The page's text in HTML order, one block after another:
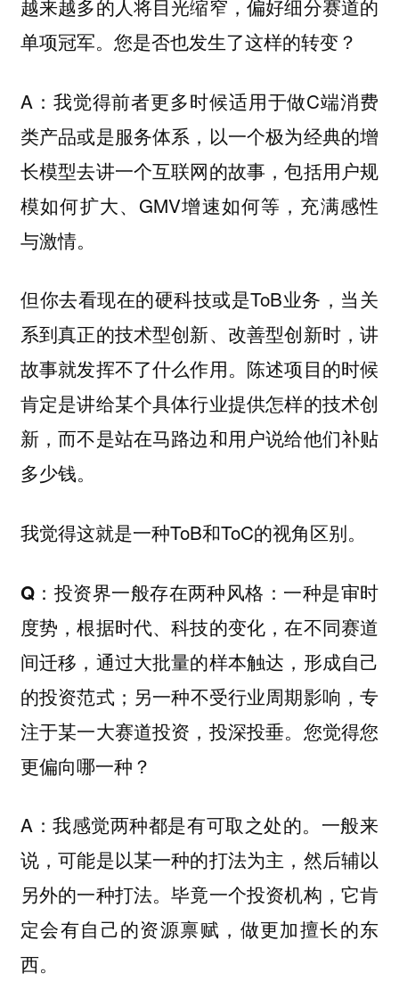
越来越多的人将目光缩窄，偏好细分赛道的
单项冠军。您是否也发生了这样的转变？
A：我觉得前者更多时候适用于做C端消费
类产品或是服务体系，以一个极为经典的增
长模型去讲一个互联网的故事，包括用户规
模如何扩大、GMV增速如何等，充满感性
与激情。
但你去看现在的硬科技或是ToB业务，当关
系到真正的技术型创新、改善型创新时，讲
故事就发挥不了什么作用。陈述项目的时候
肯定是讲给某个具体行业提供怎样的技术创
新，而不是站在马路边和用户说给他们补贴
多少钱。
我觉得这就是一种ToB和ToC的视角区别。
Q：投资界一般存在两种风格：一种是审时
度势，根据时代、科技的变化，在不同赛道
间迁移，通过大批量的样本触达，形成自己
的投资范式；另一种不受行业周期影响，专
注于某一大赛道投资，投深投垂。您觉得您
更偏向哪一种？
A：我感觉两种都是有可取之处的。一般来
说，可能是以某一种的打法为主，然后辅以
另外的一种打法。毕竟一个投资机构，它肯
定会有自己的资源禀赋，做更加擅长的东
西。